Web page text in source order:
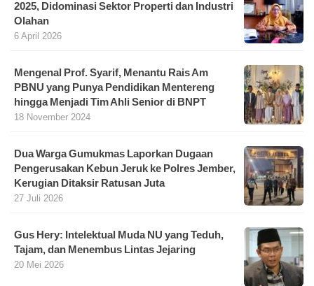
2025, Didominasi Sektor Properti dan Industri
Olahan
6 April 2026
Mengenal Prof. Syarif, Menantu Rais Am
PBNU yang Punya Pendidikan Mentereng
hingga Menjadi Tim Ahli Senior di BNPT
18 November 2024
Dua Warga Gumukmas Laporkan Dugaan
Pengerusakan Kebun Jeruk ke Polres Jember,
Kerugian Ditaksir Ratusan Juta
27 Juli 2026
Gus Hery: Intelektual Muda NU yang Teduh,
Tajam, dan Menembus Lintas Jejaring
20 Mei 2026